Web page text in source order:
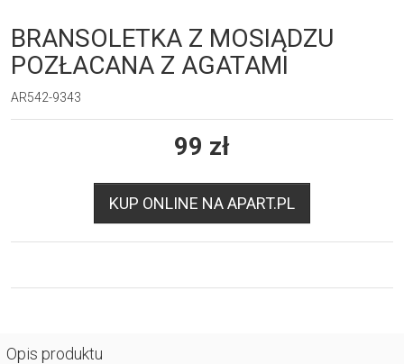
BRANSOLETKA Z MOSIĄDZU
POZŁACANA Z AGATAMI
AR542-9343
99 zł
KUP ONLINE NA APART.PL
Opis produktu